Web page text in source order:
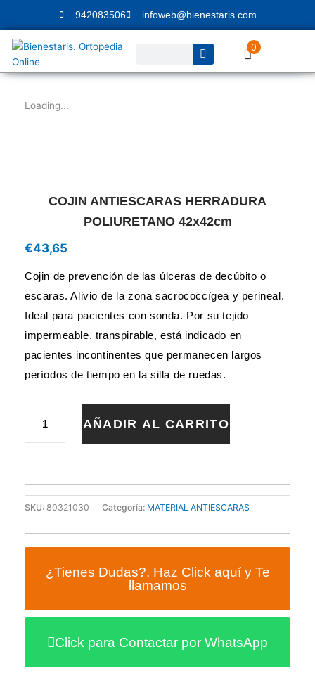
contenido
942083506 infoweb@bienestaris.com
0
Loading...
COJIN ANTIESCARAS HERRADURA
POLIURETANO 42x42cm
€43,65
Cojin de prevención de las úlceras de decúbito o
escaras. Alivio de la zona sacrococcígea y perineal.
Ideal para pacientes con sonda. Por su tejido
impermeable, transpirable, está indicado en
pacientes incontinentes que permanecen largos
períodos de tiempo en la silla de ruedas.
ANTIESCARAS
HERRADURA
cantidad
AÑADIR AL CARRITO
SKU: 80321030 Categoría: MATERIAL ANTIESCARAS
¿Tienes Dudas?. Haz Click aquí y Te
llamamos
Click para Contactar por WhatsApp